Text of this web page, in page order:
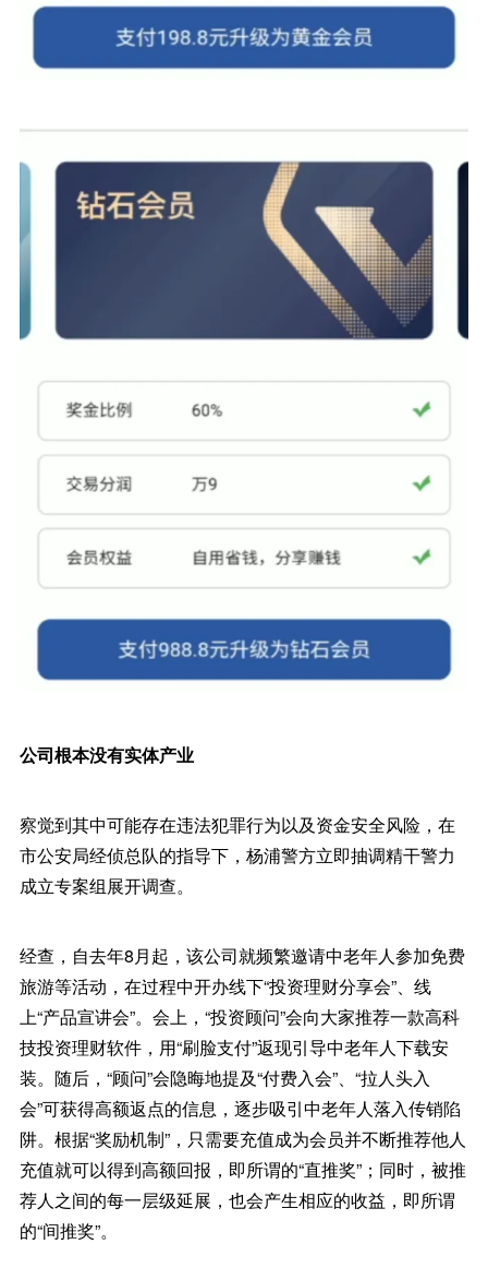
公司根本没有实体产业
察觉到其中可能存在违法犯罪行为以及资金安全风险，在
市公安局经侦总队的指导下，杨浦警方立即抽调精干警力
成立专案组展开调查。
经查，自去年8月起，该公司就频繁邀请中老年人参加免费
旅游等活动，在过程中开办线下“投资理财分享会”、线
上“产品宣讲会”。会上，“投资顾问”会向大家推荐一款高科
技投资理财软件，用“刷脸支付”返现引导中老年人下载安
装。随后，“顾问”会隐晦地提及“付费入会”、“拉人头入
会”可获得高额返点的信息，逐步吸引中老年人落入传销陷
阱。根据“奖励机制”，只需要充值成为会员并不断推荐他人
充值就可以得到高额回报，即所谓的“直推奖”；同时，被推
荐人之间的每一层级延展，也会产生相应的收益，即所谓
的“间推奖”。